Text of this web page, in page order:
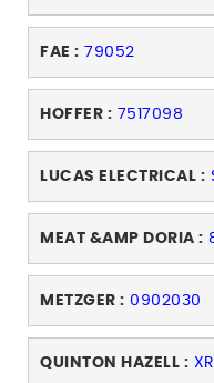
FAE : 79052
HOFFER : 7517098
LUCAS ELECTRICAL :
MEAT &AMP DORIA :
METZGER : 0902030
QUINTON HAZELL :